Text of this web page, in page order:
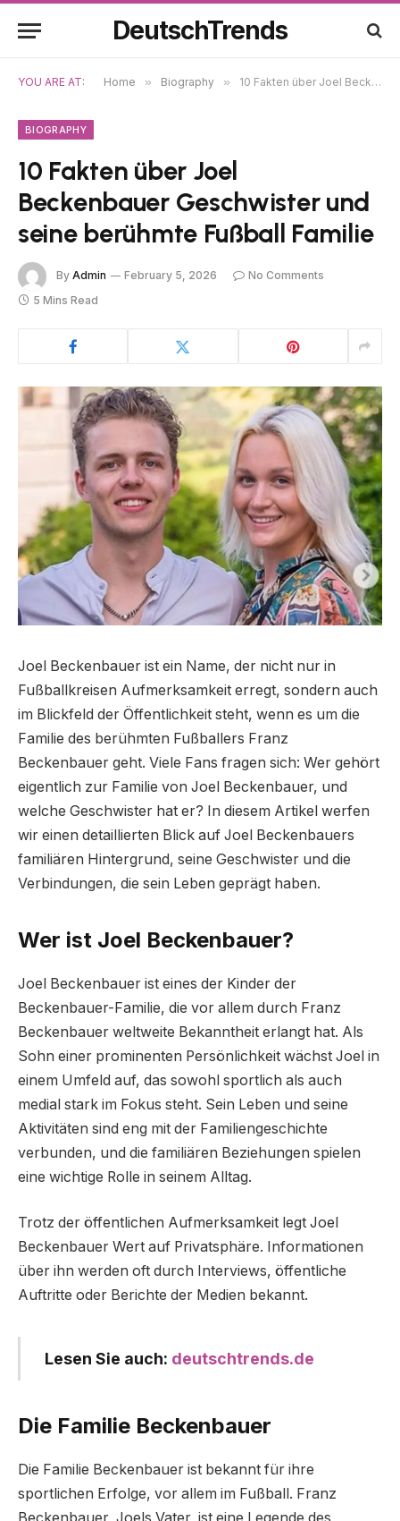
DeutschTrends
YOU ARE AT: Home » Biography » 10 Fakten über Joel Beckenbauer Geschwister und seine berühmte Fußball Familie
BIOGRAPHY
10 Fakten über Joel
Beckenbauer Geschwister und
seine berühmte Fußball Familie
By Admin February 5, 2026
No Comments
5 Mins Read
Joel Beckenbauer ist ein Name, der nicht nur in
Fußballkreisen Aufmerksamkeit erregt, sondern auch
im Blickfeld der Öffentlichkeit steht, wenn es um die
Familie des berühmten Fußballers Franz
Beckenbauer geht. Viele Fans fragen sich: Wer gehört
eigentlich zur Familie von Joel Beckenbauer, und
welche Geschwister hat er? In diesem Artikel werfen
wir einen detaillierten Blick auf Joel Beckenbauers
familiären Hintergrund, seine Geschwister und die
Verbindungen, die sein Leben geprägt haben.
Wer ist Joel Beckenbauer?
Joel Beckenbauer ist eines der Kinder der
Beckenbauer-Familie, die vor allem durch Franz
Beckenbauer weltweite Bekanntheit erlangt hat. Als
Sohn einer prominenten Persönlichkeit wächst Joel in
einem Umfeld auf, das sowohl sportlich als auch
medial stark im Fokus steht. Sein Leben und seine
Aktivitäten sind eng mit der Familiengeschichte
verbunden, und die familiären Beziehungen spielen
eine wichtige Rolle in seinem Alltag.
Trotz der öffentlichen Aufmerksamkeit legt Joel
Beckenbauer Wert auf Privatsphäre. Informationen
über ihn werden oft durch Interviews, öffentliche
Auftritte oder Berichte der Medien bekannt.
Lesen Sie auch: deutschtrends.de
Die Familie Beckenbauer
Die Familie Beckenbauer ist bekannt für ihre
sportlichen Erfolge, vor allem im Fußball. Franz